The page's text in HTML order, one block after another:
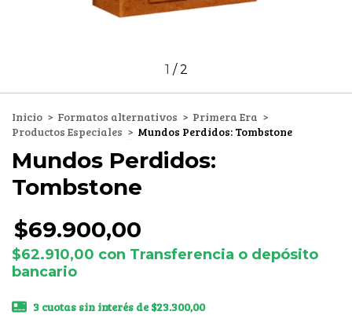
1 /2
Inicio > Formatos alternativos > Primera Era >
Productos Especiales > Mundos Perdidos: Tombstone
Mundos Perdidos:
Tombstone
$69.900,00
$62.910,00 con Transferencia o depósito
bancario
3 cuotas sin interés de$23.300,00